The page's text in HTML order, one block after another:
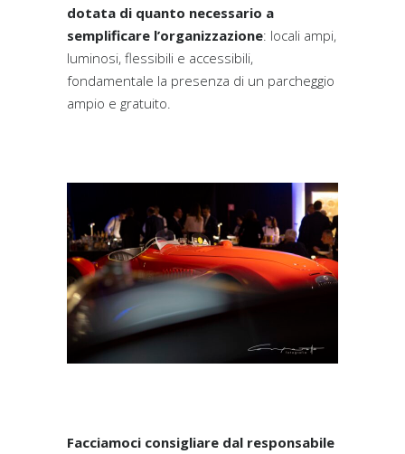
dotata di quanto necessario a
semplificare l’organizzazione: locali ampi,
luminosi, flessibili e accessibili,
fondamentale la presenza di un parcheggio
ampio e gratuito.
Facciamoci consigliare dal responsabile